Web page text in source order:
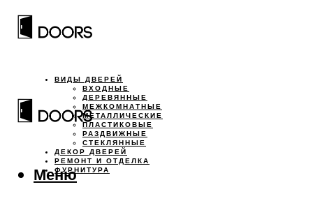
ВИДЫ ДВЕРЕЙ
ВХОДНЫЕ
ДЕРЕВЯННЫЕ
МЕЖКОМНАТНЫЕ
МЕТАЛЛИЧЕСКИЕ
ПЛАСТИКОВЫЕ
РАЗДВИЖНЫЕ
СТЕКЛЯННЫЕ
ДЕКОР ДВЕРЕЙ
РЕМОНТ И ОТДЕЛКА
ФУРНИТУРА
Меню